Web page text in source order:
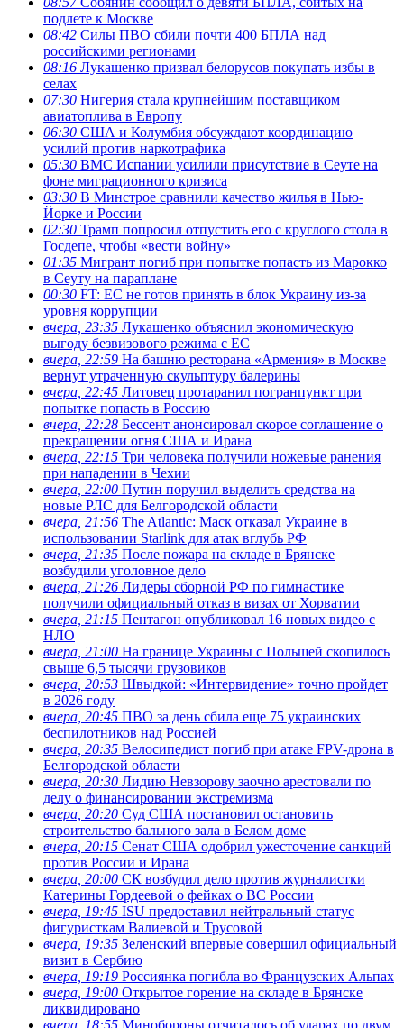
подлете к Москве
08:42 Силы ПВО сбили почти 400 БПЛА над
российскими регионами
08:16 Лукашенко призвал белорусов покупать избы в
селах
07:30 Нигерия стала крупнейшим поставщиком
авиатоплива в Европу
06:30 США и Колумбия обсуждают координацию
усилий против наркотрафика
05:30 ВМС Испании усилили присутствие в Сеуте на
фоне миграционного кризиса
03:30 В Минстрое сравнили качество жилья в Нью-
Йорке и России
02:30 Трамп попросил отпустить его с круглого стола в
Госдепе, чтобы «вести войну»
01:35 Мигрант погиб при попытке попасть из Марокко
в Сеуту на параплане
00:30 FT: ЕС не готов принять в блок Украину из-за
уровня коррупции
вчера, 23:35 Лукашенко объяснил экономическую
выгоду безвизового режима с ЕС
вчера, 22:59 На башню ресторана «Армения» в Москве
вернут утраченную скульптуру балерины
вчера, 22:45 Литовец протаранил погранпункт при
попытке попасть в Россию
вчера, 22:28 Бессент анонсировал скорое соглашение о
прекращении огня США и Ирана
вчера, 22:15 Три человека получили ножевые ранения
при нападении в Чехии
вчера, 22:00 Путин поручил выделить средства на
новые РЛС для Белгородской области
вчера, 21:56 The Atlantic: Маск отказал Украине в
использовании Starlink для атак вглубь РФ
вчера, 21:35 После пожара на складе в Брянске
возбудили уголовное дело
вчера, 21:26 Лидеры сборной РФ по гимнастике
получили официальный отказ в визах от Хорватии
вчера, 21:15 Пентагон опубликовал 16 новых видео с
НЛО
вчера, 21:00 На границе Украины с Польшей скопилось
свыше 6,5 тысячи грузовиков
вчера, 20:53 Швыдкой: «Интервидение» точно пройдет
в 2026 году
вчера, 20:45 ПВО за день сбила еще 75 украинских
беспилотников над Россией
вчера, 20:35 Велосипедист погиб при атаке FPV-дрона в
Белгородской области
вчера, 20:30 Лидию Невзорову заочно арестовали по
делу о финансировании экстремизма
вчера, 20:20 Суд США постановил остановить
строительство бального зала в Белом доме
вчера, 20:15 Сенат США одобрил ужесточение санкций
против России и Ирана
вчера, 20:00 СК возбудил дело против журналистки
Катерины Гордеевой о фейках о ВС России
вчера, 19:45 ISU предоставил нейтральный статус
фигуристкам Валиевой и Трусовой
вчера, 19:35 Зеленский впервые совершил официальный
визит в Сербию
вчера, 19:19 Россиянка погибла во Французских Альпах
вчера, 19:00 Открытое горение на складе в Брянске
ликвидировано
вчера, 18:55 Минобороны отчиталось об ударах по двум